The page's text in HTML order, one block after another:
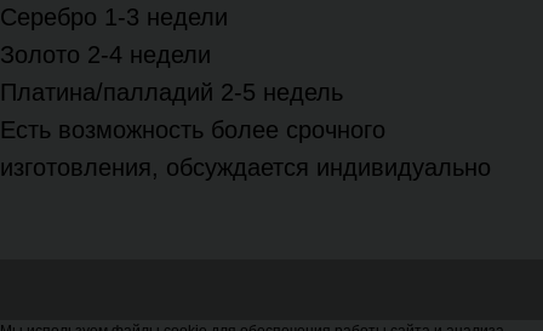
Серебро 1-3 недели
Золото 2-4 недели
Платина/палладий 2-5 недель
Есть возможность более срочного
изготовления, обсуждается индивидуально